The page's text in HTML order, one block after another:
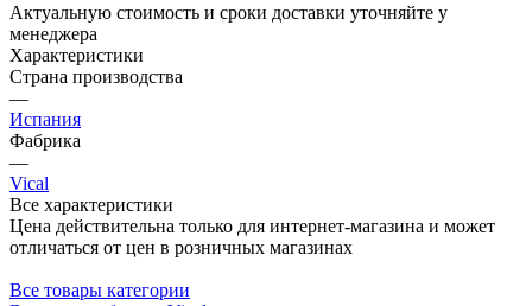
Актуальную стоимость и сроки доставки уточняйте у
менеджера
Характеристики
Страна производства
—
Испания
Фабрика
—
Vical
Все характеристики
Цена действительна только для интернет-магазина и может
отличаться от цен в розничных магазинах
Все товары категории